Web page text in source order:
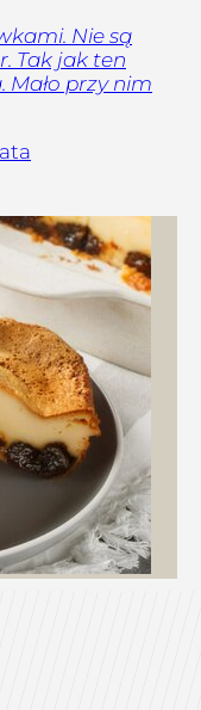
Nie są
Tak jak ten
przy nim